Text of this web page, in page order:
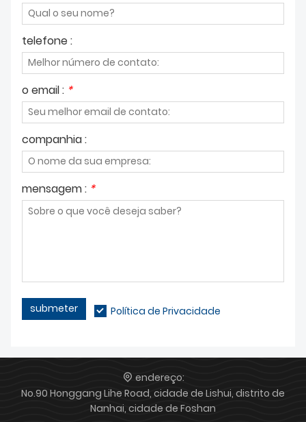
FALE CONOSCO
SOBRE NÓS
telefone :
o email : *
companhia :
mensagem : *
submeter Política de Privacidade
endereço:
No.90 Honggang Lihe Road, cidade de Lishui, distrito de
Nanhai, cidade de Foshan